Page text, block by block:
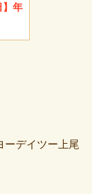
年
ーデイツー上尾